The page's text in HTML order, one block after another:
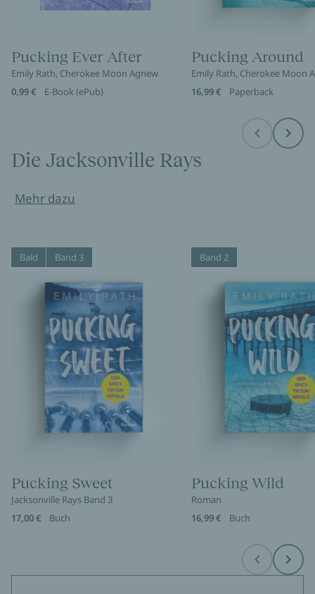
Pucking Ever After
Emily Rath, Cherokee Moon Agnew
0,99 €
E-Book (ePub)
Pucking Around
Emily Rath, Cherokee Moon
16,99 €
Paperback
Before Next
Die Jacksonville Rays
Mehr dazu
Bald Band 3
Pucking Sweet
Jacksonville Rays Band 3
17,00 €
Buch
Band 2
Pucking Wild
Roman
16,99 €
Buch
Before Next